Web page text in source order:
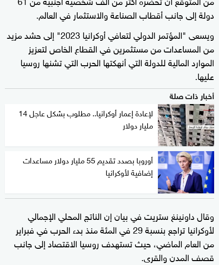
دولة إلى جانب أقطاب الصناعة والاستثمار في العالم.
ويسعى "المؤتمر الدولي لتعافي أوكرانيا 2023" إلى حشد مزيد
من المساعدات من مستثمرين في القطاع الخاص لتعزيز
الموارد المالية للدولة التي أنهكتها الحرب التي تشنها روسيا
عليها.
أخبار ذات صلة
لإعادة إعمار أوكرانيا.. مطلوب بشكل عاجل 14
مليار دولار
أوروبا بصدد تقديم 55 مليار دولار مساعدات
إضافية لأوكرانيا
وقال داونينغ ستريت في بيان إن الناتج المحلي الإجمالي
لأوكرانيا تراجع بنسبة 29 في المئة منذ بدء الحرب في فبراير
من العام الماضي، حيث تستهدف روسيا الاقتصاد إلى جانب
قصف المدن والقرى.